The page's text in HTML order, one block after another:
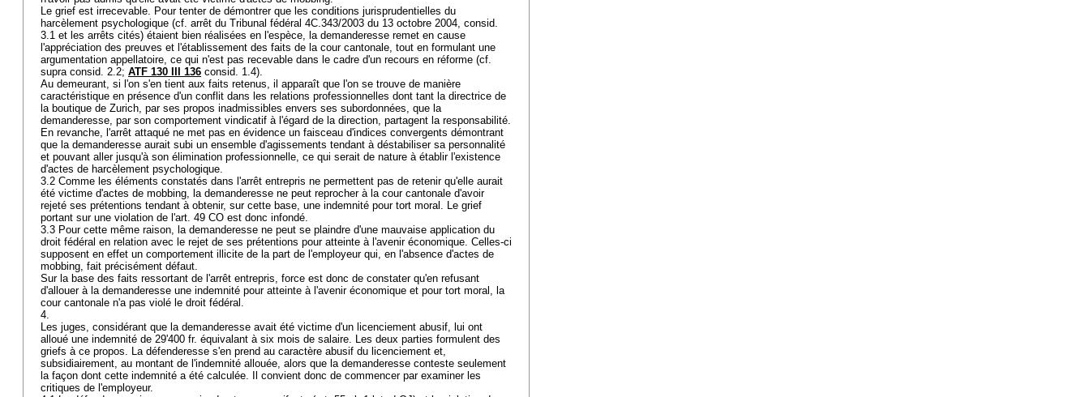
Le grief est irrecevable. Pour tenter de démontrer que les conditions jurisprudentielles du
harcèlement psychologique (cf. arrêt du Tribunal fédéral 4C.343/2003 du 13 octobre 2004, consid.
3.1 et les arrêts cités) étaient bien réalisées en l'espèce, la demanderesse remet en cause
l'appréciation des preuves et l'établissement des faits de la cour cantonale, tout en formulant une
argumentation appellatoire, ce qui n'est pas recevable dans le cadre d'un recours en réforme (cf.
supra consid. 2.2; ATF 130 III 136 consid. 1.4).
Au demeurant, si l'on s'en tient aux faits retenus, il apparaît que l'on se trouve de manière
caractéristique en présence d'un conflit dans les relations professionnelles dont tant la directrice de
la boutique de Zurich, par ses propos inadmissibles envers ses subordonnées, que la
demanderesse, par son comportement vindicatif à l'égard de la direction, partagent la responsabilité.
En revanche, l'arrêt attaqué ne met pas en évidence un faisceau d'indices convergents démontrant
que la demanderesse aurait subi un ensemble d'agissements tendant à déstabiliser sa personnalité
et pouvant aller jusqu'à son élimination professionnelle, ce qui serait de nature à établir l'existence
d'actes de harcèlement psychologique.
3.2 Comme les éléments constatés dans l'arrêt entrepris ne permettent pas de retenir qu'elle aurait
été victime d'actes de mobbing, la demanderesse ne peut reprocher à la cour cantonale d'avoir
rejeté ses prétentions tendant à obtenir, sur cette base, une indemnité pour tort moral. Le grief
portant sur une violation de l'art. 49 CO est donc infondé.
3.3 Pour cette même raison, la demanderesse ne peut se plaindre d'une mauvaise application du
droit fédéral en relation avec le rejet de ses prétentions pour atteinte à l'avenir économique. Celles-ci
supposent en effet un comportement illicite de la part de l'employeur qui, en l'absence d'actes de
mobbing, fait précisément défaut.
Sur la base des faits ressortant de l'arrêt entrepris, force est donc de constater qu'en refusant
d'allouer à la demanderesse une indemnité pour atteinte à l'avenir économique et pour tort moral, la
cour cantonale n'a pas violé le droit fédéral.
4.
Les juges, considérant que la demanderesse avait été victime d'un licenciement abusif, lui ont
alloué une indemnité de 29'400 fr. équivalant à six mois de salaire. Les deux parties formulent des
griefs à ce propos. La défenderesse s'en prend au caractère abusif du licenciement et,
subsidiairement, au montant de l'indemnité allouée, alors que la demanderesse conteste seulement
la façon dont cette indemnité a été calculée. Il convient donc de commencer par examiner les
critiques de l'employeur.